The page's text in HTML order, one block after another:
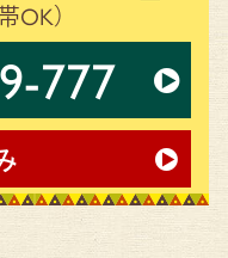
OK）
777